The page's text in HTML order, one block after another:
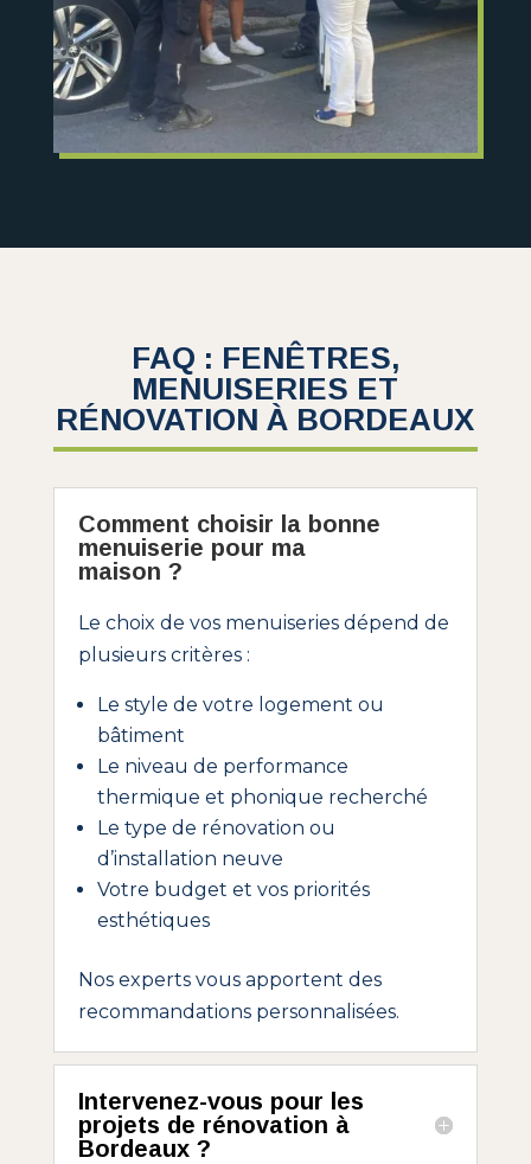
FAQ : FENÊTRES,
MENUISERIES ET
RÉNOVATION À BORDEAUX
Comment choisir la bonne
menuiserie pour ma
maison ?
Le choix de vos menuiseries dépend de
plusieurs critères :
Le style de votre logement ou
bâtiment
Le niveau de performance
thermique et phonique recherché
Le type de rénovation ou
d’installation neuve
Votre budget et vos priorités
esthétiques
Nos experts vous apportent des
recommandations personnalisées.
Intervenez-vous pour les
projets de rénovation à
Bordeaux ?